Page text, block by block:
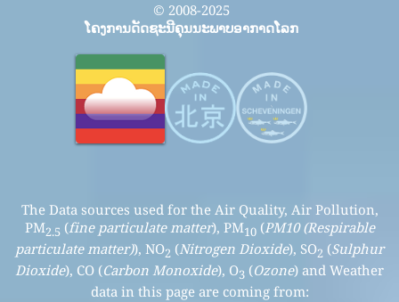
© 2008-2025
ໂຄງການດັດຊະນີຄຸນນະພາບອາກາດໂລກ
The Data sources used for the Air Quality, Air Pollution,
PM2.5 (fine particulate matter), PM10(PM10 (Respirable
particulate matter)), NO2 (Nitrogen Dioxide), SO2 (Sulphur
Dioxide), CO (Carbon Monoxide), O3 (Ozone) and Weather
data in this page are coming from: